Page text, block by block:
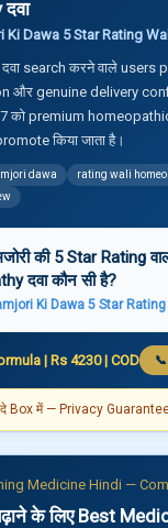
Ki Dawa 5 Star Rating
दवा search करने वाले users
और genuine delivery
को premium
किया जाता है।
dawa
rating wali
की 5 Star Rating
दवा कौन सी है?
Ki Dawa 5 Star Rating
| Rs 4230 | COD
Box में — Privacy
Medicine Hindi —
के लिए Best